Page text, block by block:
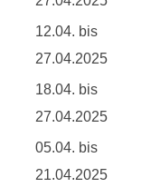
12.04. bis
27.04.2025
18.04. bis
27.04.2025
05.04. bis
21.04.2025